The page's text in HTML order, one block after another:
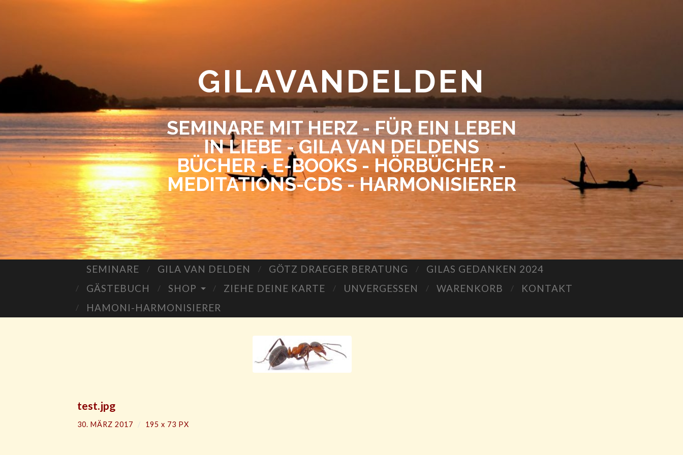
GILAVANDELDEN
SEMINARE MIT HERZ - FÜR EIN LEBEN
IN LIEBE - GILA VAN DELDENS
BÜCHER - E-BOOKS - HÖRBÜCHER -
MEDITATIONS-CDS - HARMONISIERER
SEMINARE GILA VAN DELDEN GÖTZ DRAEGER BERATUNG
GILAS GEDANKEN 2024
GÄSTEBUCH
SHOP ZIEHE DEINE KARTE UNVERGESSEN WARENKORB
KONTAKT
HAMONI-HARMONISIERER
test.jpg
30. MÄRZ 2017 / 195 x 73 PX